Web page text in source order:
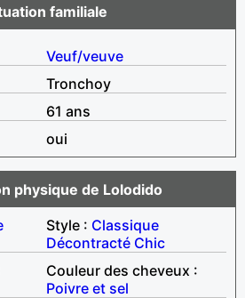
familiale
Veuf/veuve
Tronchoy
61 ans
oui
physique de Lolodido
Style : Classique
Décontracté Chic
Couleur des cheveux :
Poivre et sel